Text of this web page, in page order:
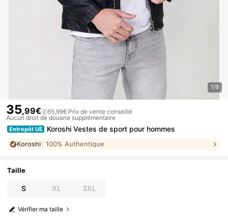
1/9
35,99€ 65,99€ Prix de vente conseillé
Aucun droit de douane supplémentaire
Entrepôt UE Koroshi Vestes de sport pour hommes
Koroshi 100% Authentique
Taille
S XL 3XL
Vérifier ma taille